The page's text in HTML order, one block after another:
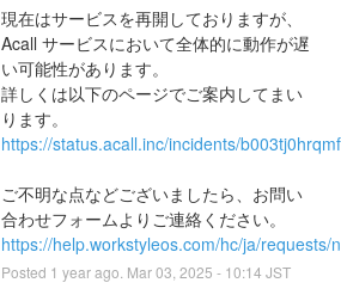
現在はサービスを再開しておりますが、
Acall サービスにおいて全体的に動作が遅
い可能性があります。
詳しくは以下のページでご案内してまい
ります。
https://status.acall.inc/incidents/b003tj0hrqmf
ご不明な点などございましたら、お問い
合わせフォームよりご連絡ください。
https://help.workstyleos.com/hc/ja/requests/
Posted 1 year ago. Mar03 2025 - 10:14 JST